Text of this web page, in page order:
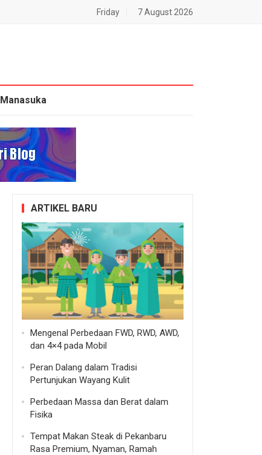
Friday 7 August 2026
Manasuka
ARTIKEL BARU
Mengenal Perbedaan FWD, RWD, AWD,
dan 4×4 pada Mobil
Peran Dalang dalam Tradisi
Pertunjukan Wayang Kulit
Perbedaan Massa dan Berat dalam
Fisika
Tempat Makan Steak di Pekanbaru
Rasa Premium, Nyaman, Ramah